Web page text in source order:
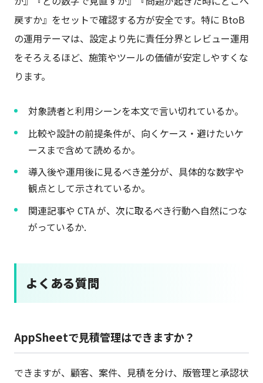
戻すか』をセットで確認する方が安全です。特に BtoB
の運用テーマは、設定より先に責任分界とレビュー運用
をそろえるほど、施策やツールの価値が安定しやすくな
ります。
対象読者と利用シーンを本文で言い切れているか。
比較や設計の前提条件が、向くケース・避けたいケ
ースまで含めて読めるか。
導入後や運用後に見るべき差分が、具体的な数字や
観点として示されているか。
関連記事や CTA が、次に取るべき行動へ自然につな
がっているか.
よくある質問
AppSheetで見積管理はできますか？
できますが、顧客、案件、見積を分け、版管理と承認状